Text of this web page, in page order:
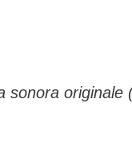
sonora originale